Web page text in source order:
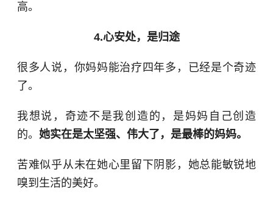
高。
4.心安处，是归途
很多人说，你妈妈能治疗四年多，已经是个奇迹
了。
我想说，奇迹不是我创造的，是妈妈自己创造
的。 她实在是太坚强、伟大了，是最棒的妈妈。
苦难似乎从未在她心里留下阴影，她总能敏锐地
嗅到生活的美好。